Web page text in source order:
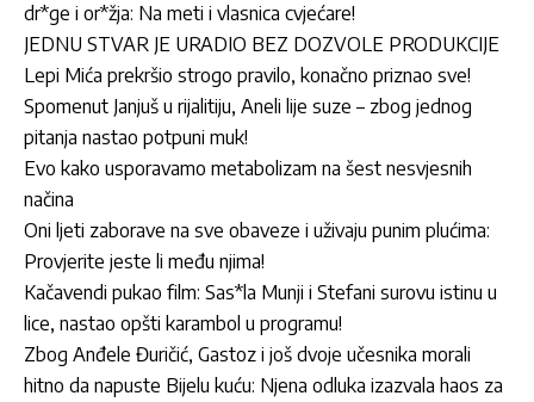
dr*ge i or*žja: Na meti i vlasnica cvjećare!
JEDNU STVAR JE URADIO BEZ DOZVOLE PRODUKCIJE
Lepi Mića prekršio strogo pravilo, konačno priznao sve!
Spomenut Janjuš u rijalitiju, Aneli lije suze – zbog jednog
pitanja nastao potpuni muk!
Evo kako usporavamo metabolizam na šest nesvjesnih
načina
Oni ljeti zaborave na sve obaveze i uživaju punim plućima:
Provjerite jeste li među njima!
Kačavendi pukao film: Sas*la Munji i Stefani surovu istinu u
lice, nastao opšti karambol u programu!
Zbog Anđele Đuričić, Gastoz i još dvoje učesnika morali
hitno da napuste Bijelu kuću: Njena odluka izazvala haos za